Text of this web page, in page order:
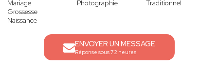
Mariage
Grossesse
Naissance
Photographie
Traditionnel
ENVOYER UN MESSAGE
Réponse sous 72 heures